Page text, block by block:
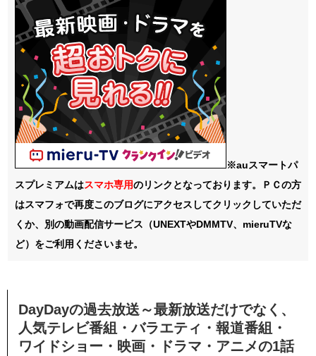
※auスマートパ
スプレミアムはスマホ専用のリンクとなっております。ＰＣの方
はスマフォで再度このブログにアクセスしてクリックしていただ
くか、別の動画配信サービス（UNEXTやDMMTV、mieruTVな
ど）をご利用くださいませ。
DayDayの過去放送～最新放送だけでなく、
人気テレビ番組・バラエティ・報道番組・
ワイドショー・映画・ドラマ・アニメの1話